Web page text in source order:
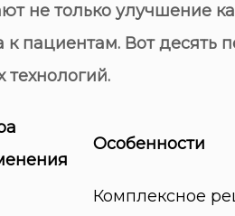
не только улучшение
пациентам. Вот
Особенности
Комплексное